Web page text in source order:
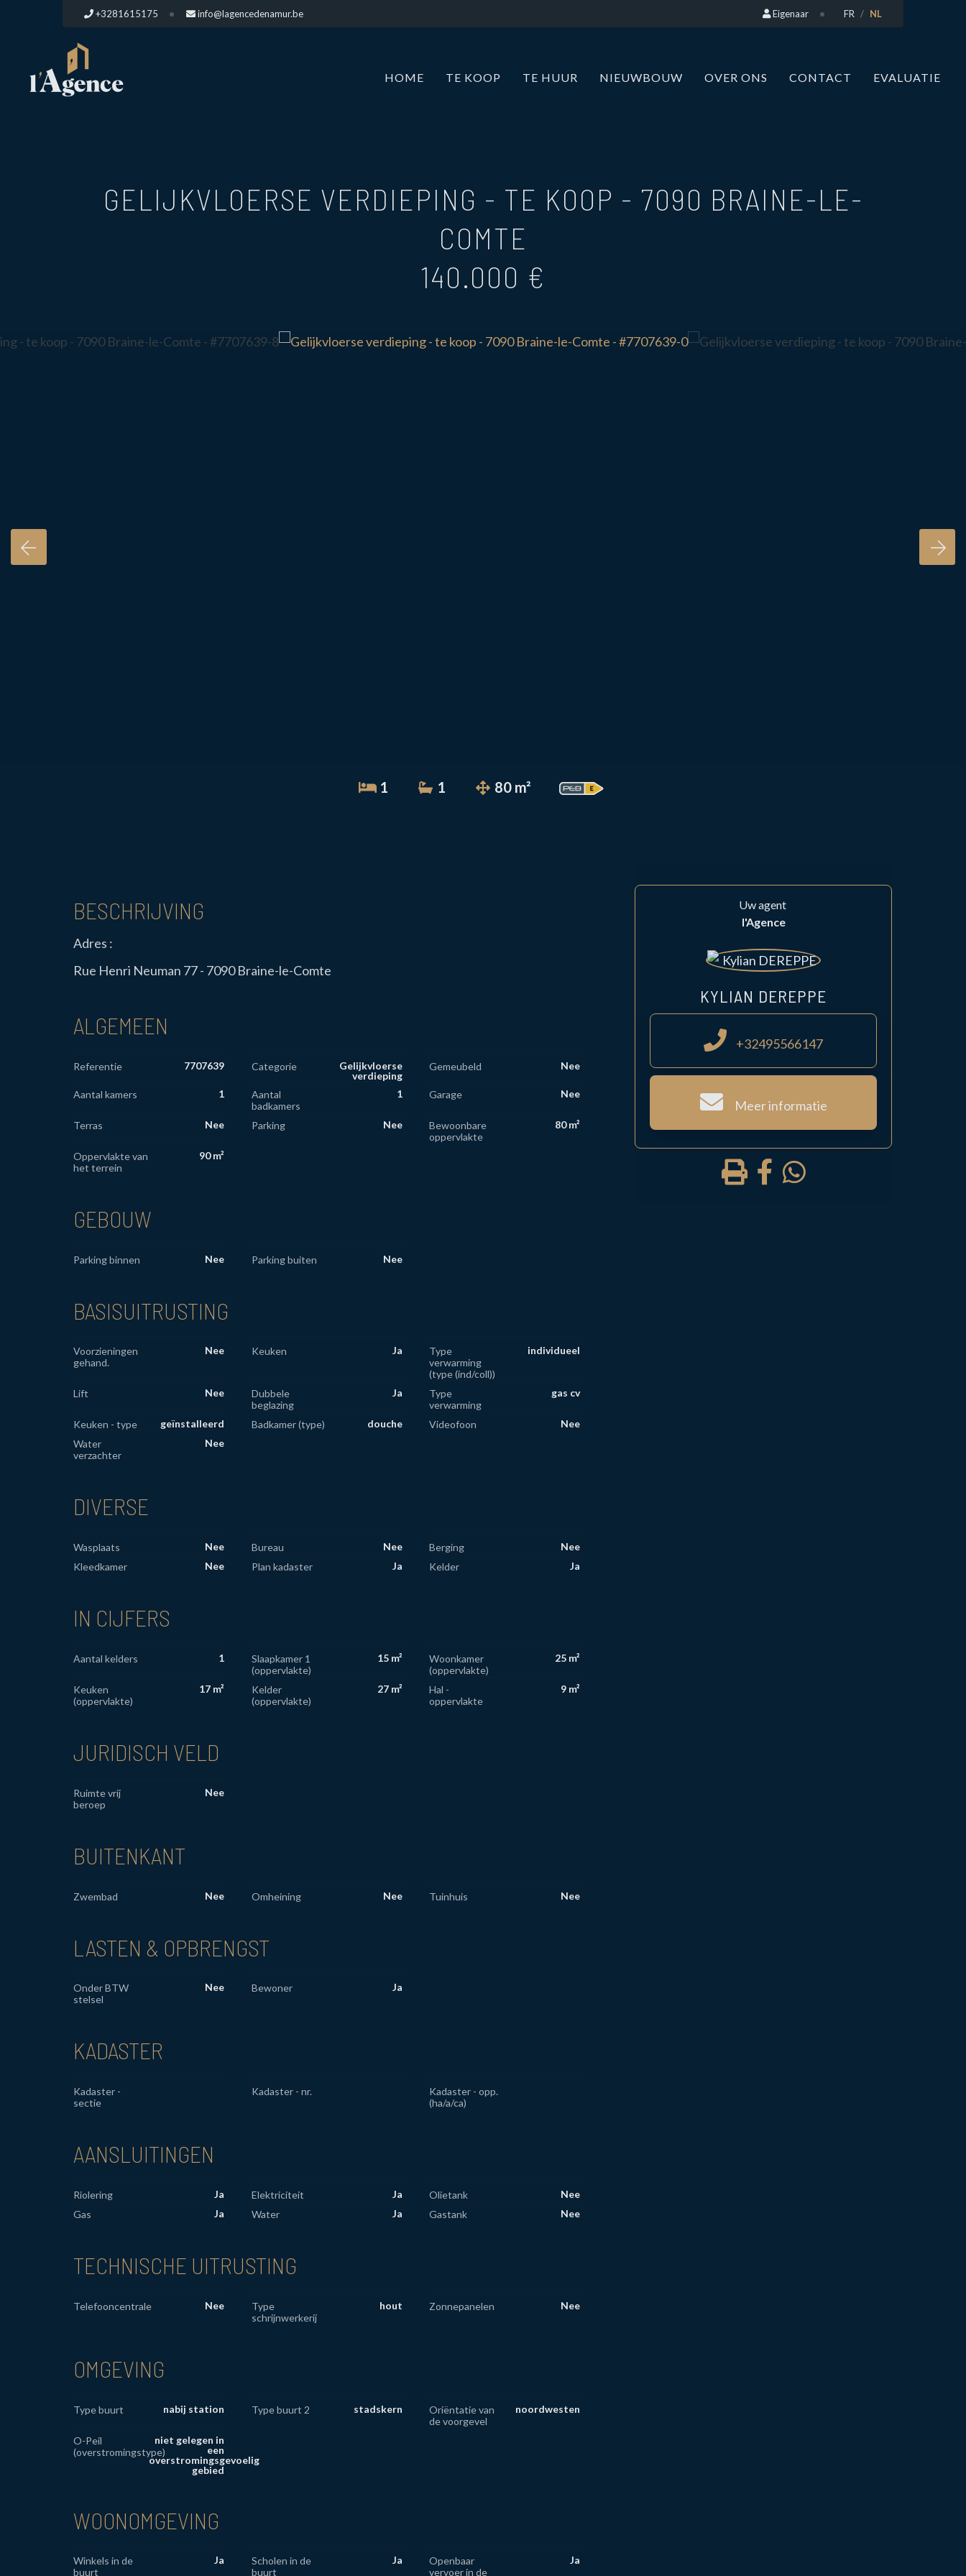
+3281615175 info@lagencedenamur.be Eigenaar FR NL
HOME TE KOOP TE HUUR NIEUWBOUW OVER ONS CONTACT EVALUATIE
GELIJKVLOERSE VERDIEPING - TE KOOP - 7090 BRAINE-LE-
COMTE
140.000 €
1 1 80 m²
BESCHRIJVING
Adres :
Rue Henri Neuman 77 - 7090 Braine-le-Comte
ALGEMEEN
Referentie 7707639 Categorie
Gelijkvloerse
verdieping
Gemeubeld Nee
Aantal kamers 1
Aantal
badkamers
1 Garage Nee
Terras Nee Parking Nee
Bewoonbare
oppervlakte
80 m²
Oppervlakte van
het terrein
90 m²
GEBOUW
Parking binnen Nee Parking buiten Nee
BASISUITRUSTING
Voorzieningen
gehand.
Nee Keuken Ja
Type
verwarming
(type (ind/coll))
individueel
Lift Nee
Dubbele
beglazing
Ja
Type
verwarming
gas cv
Keuken - type geïnstalleerd Badkamer (type) douche Videofoon
Nee
Water
verzachter
Nee
DIVERSE
Wasplaats Nee Bureau Nee Berging
Nee
Kleedkamer
Nee Plan kadaster Ja Kelder Ja
IN CIJFERS
Aantal kelders 1
Slaapkamer 1
(oppervlakte)
15 m²
Woonkamer
(oppervlakte)
25 m²
Keuken
(oppervlakte)
17 m²
Kelder
(oppervlakte)
27 m²
Hal -
oppervlakte
9 m²
JURIDISCH VELD
Ruimte vrij
beroep
Nee
BUITENKANT
Zwembad Nee Omheining Nee Tuinhuis Nee
LASTEN & OPBRENGST
Onder BTW
stelsel
Nee Bewoner Ja
KADASTER
Kadaster -
sectie
Kadaster - nr.
Kadaster - opp.
(ha/a/ca)
AANSLUITINGEN
Riolering Ja Elektriciteit Ja Olietank
Nee
Gas
Ja Water Ja Gastank Nee
TECHNISCHE UITRUSTING
Telefooncentrale Nee
Type
schrijnwerkerij
hout Zonnepanelen Nee
OMGEVING
Type buurt nabij station Type buurt 2 stadskern
Oriëntatie van
de voorgevel
noordwesten
O-Peil
(overstromingstype)
niet gelegen in
een
overstromingsgevoelig
gebied
WOONOMGEVING
Winkels in de
buurt
Ja
Scholen in de
buurt
Ja
Openbaar
vervoer in de
Ja
Uw agent
l'Agence
KYLIAN DEREPPE
+32495566147
Meer informatie